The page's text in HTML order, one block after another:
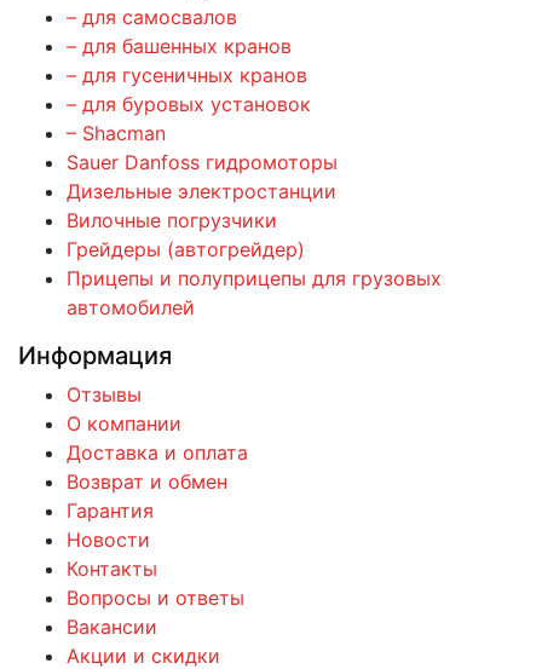
– для самосвалов
– для башенных кранов
– для гусеничных кранов
– для буровых установок
– Shacman
Sauer Danfoss гидромоторы
Дизельные электростанции
Вилочные погрузчики
Грейдеры (автогрейдер)
Прицепы и полуприцепы для грузовых
автомобилей
Информация
Отзывы
О компании
Доставка и оплата
Возврат и обмен
Гарантия
Новости
Контакты
Вопросы и ответы
Вакансии
Акции и скидки